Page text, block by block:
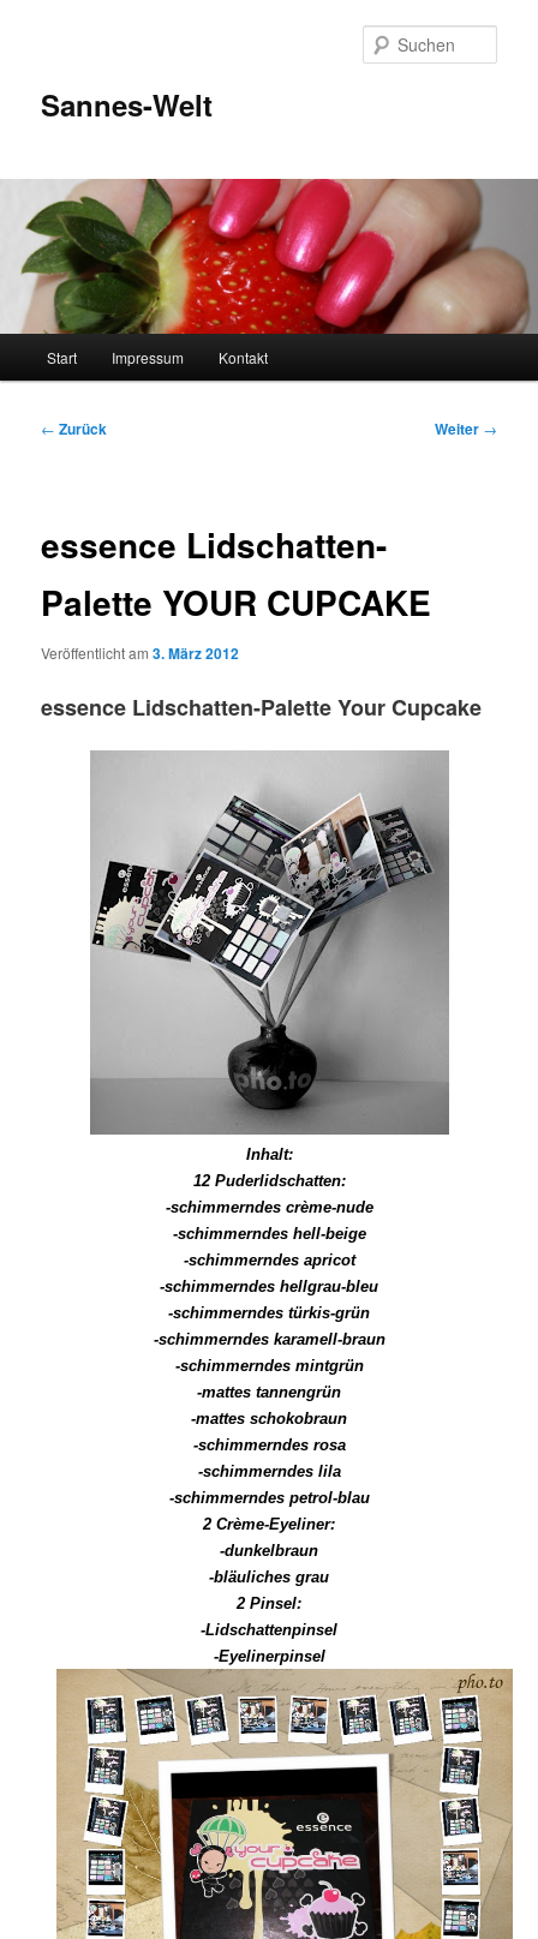
Sannes-Welt
Start Impressum Kontakt
Beitragsnavigation
← Zurück Weiter →
essence Lidschatten-
Palette YOUR CUPCAKE
Veröffentlicht am3. März 2012
essence Lidschatten-Palette Your Cupcake
Inhalt:
12 Puderlidschatten:
-schimmerndes crème-nude
-schimmerndes hell-beige
-schimmerndes apricot
-schimmerndes hellgrau-bleu
-schimmerndes türkis-grün
-schimmerndes karamell-braun
-schimmerndes mintgrün
-mattes tannengrün
-mattes schokobraun
-schimmerndes rosa
-schimmerndes lila
-schimmerndes petrol-blau
2 Crème-Eyeliner:
-dunkelbraun
-bläuliches grau
2 Pinsel:
-Lidschattenpinsel
-Eyelinerpinsel